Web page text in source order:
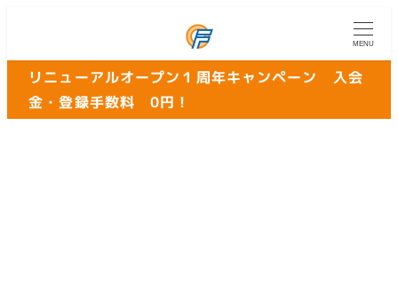
MENU
リニューアルオープン１周年キャンペーン 入会
金・登録手数料 0円！